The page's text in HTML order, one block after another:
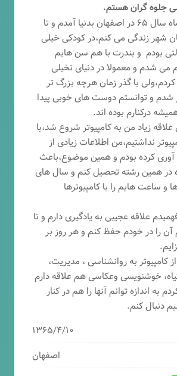
جلوه گران هستم.
من در دهم تیر ماه سال ۶۵ در اصفهان بدنیا آمدم و تا
شهر زندگی می کنم،در کودکی خیلی
بودم و بندرت با هم سن هایم
می شدم و معمولا در دنیای تخیلی
با گذر زمان هرچه بزرگ تر
شدم و توانستم دوست های خوبی پیدا
درکنارم بوده اند.
زیاد من به کامپیوتر شروع شد،با
نداشتیم،من اطلاعات زیادی از
آوری کرده بودم و همین موضوع،باعث
در همین رشته تحصیل کنم و سال های
و ساعت هایم را با کامپیوترها
علاقه عجیبی به یادگیری دارم و تا
را در خودم حفظ کنم و هر روز بر
کامپیوتر به روانشناسی ، مدیریت،
خوشنویسی وعکاسی هم علاقه دارم
به اندازه توانم آنها را هم در کنار
دنبال کنم.
۱۳۶۵/۴/۱۰
اصفهان